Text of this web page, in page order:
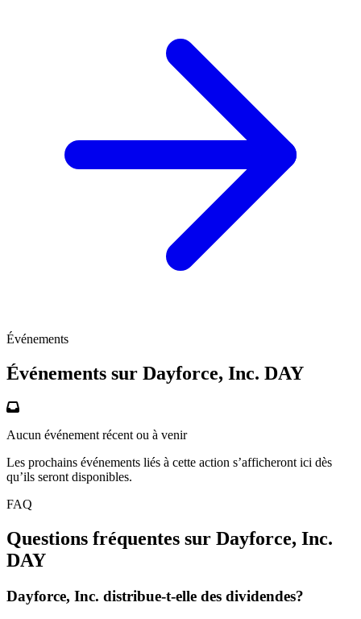
Événements
Événements sur Dayforce, Inc. DAY
Aucun événement récent ou à venir
Les prochains événements liés à cette action s’afficheront ici dès
qu’ils seront disponibles.
FAQ
Questions fréquentes sur Dayforce, Inc.
DAY
Dayforce, Inc. distribue-t-elle des dividendes?